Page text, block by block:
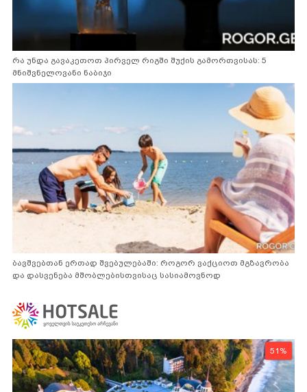
რა უნდა გავაკეთოთ პირველ რიგში შუქის გამორთვისას: 5
მნიშვნელოვანი ნაბიჯი
ბავშვებთან ერთად შვებულებაში: როგორ ვაქციოთ მგზავრობა
და დასვენება მშობლებისთვისაც სასიამოვნოდ
51%